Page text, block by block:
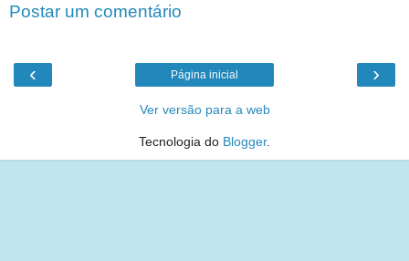
Postar um comentário
‹ ›
Página inicial
Ver versão para a web
Tecnologia do Blogger.